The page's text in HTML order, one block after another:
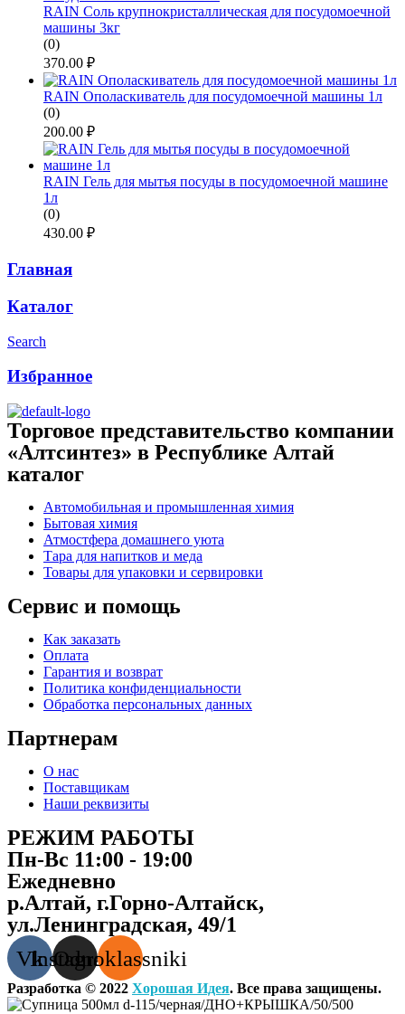
RAIN Соль крупнокристаллическая для посудомоечной
машины 3кг
(0)
370.00 ₽
RAIN Ополаскиватель для посудомоечной машины 1л
(0)
200.00 ₽
RAIN Гель для мытья посуды в посудомоечной машине
1л
(0)
430.00 ₽
Главная
Каталог
Search
Избранное
Торговое представительство компании
«Алтсинтез» в Республике Алтай
каталог
Автомобильная и промышленная химия
Бытовая химия
Атмостфера домашнего уюта
Тара для напитков и меда
Товары для упаковки и сервировки
Сервис и помощь
Как заказать
Оплата
Гарантия и возврат
Политика конфиденциальности
Обработка персональных данных
Партнерам
О нас
Поставщикам
Наши реквизиты
РЕЖИМ РАБОТЫ
Пн-Вс 11:00 - 19:00
Ежедневно
р.Алтай, г.Горно-Алтайск,
ул.Ленинградская, 49/1
VkInstagram
Odnoklassniki
Разработка © 2022 Хорошая Идея. Все права защищены.